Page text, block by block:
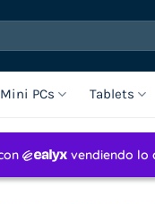
Mini PCs Tablets